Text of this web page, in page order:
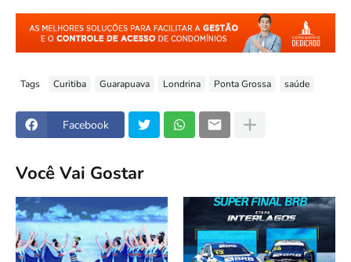
Tags Curitiba Guarapuava Londrina Ponta Grossa saúde
Facebook
Você Vai Gostar